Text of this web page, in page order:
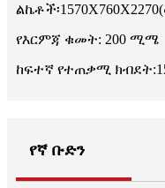
የእርምጃ ቁመት: 200 ሚሜ
ከፍተኛ የተጠቃሚ
የኛ ቡድን